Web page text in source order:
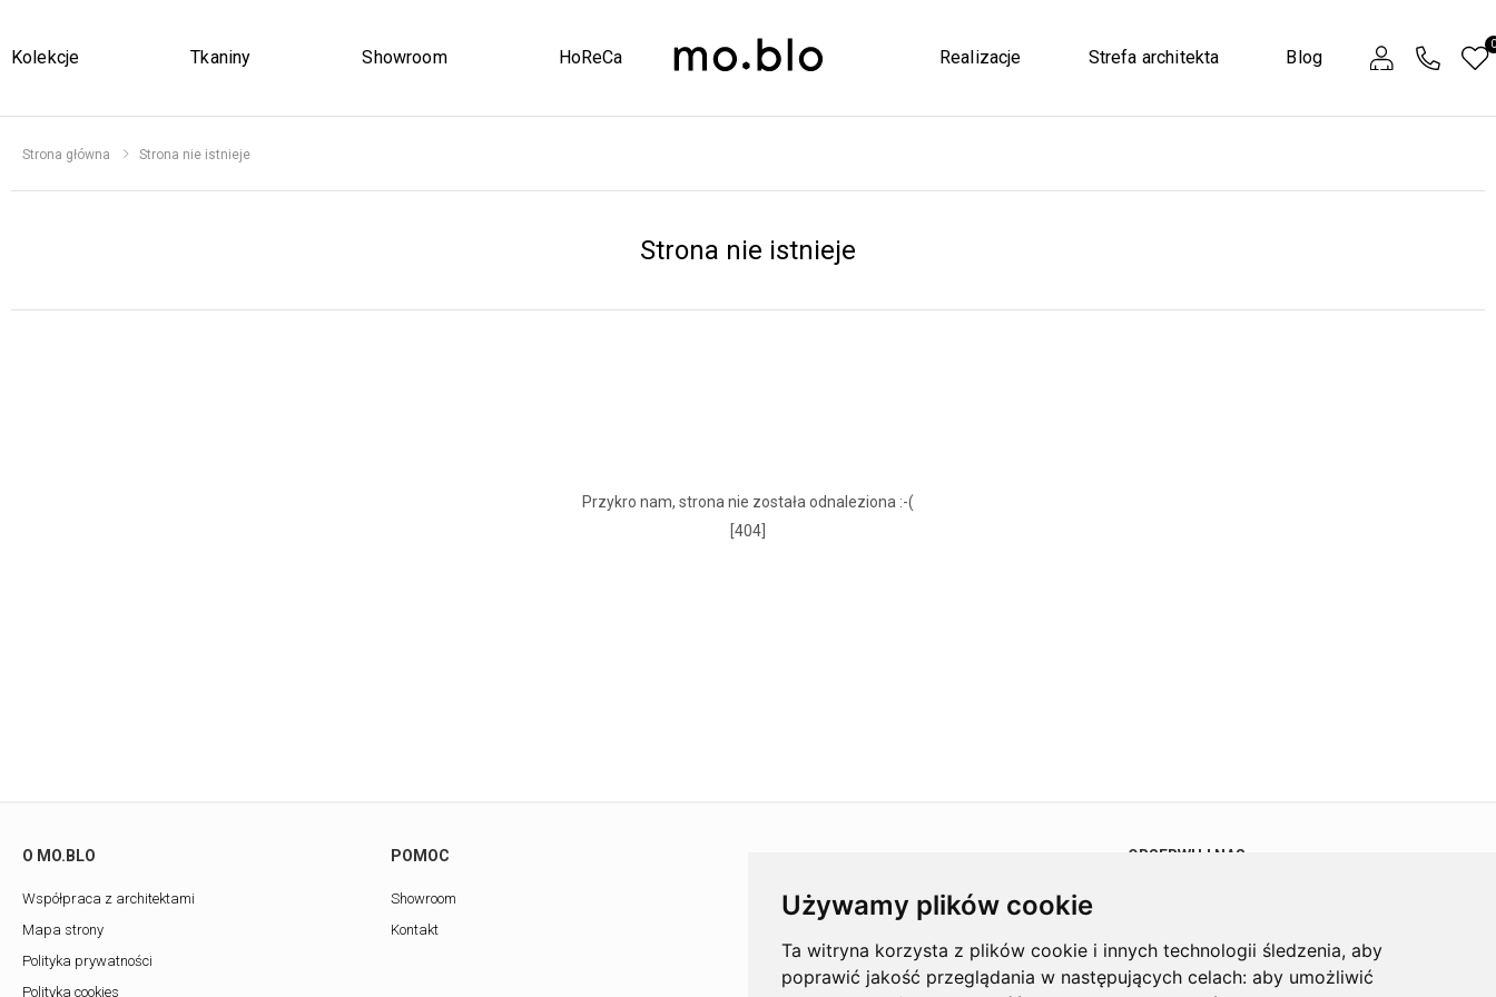
Używamy plików cookie
Ta witryna korzysta z plików cookie i innych technologii śledzenia, aby
poprawić jakość przeglądania w następujących celach: aby umożliwić
Kolekcje Tkaniny Showroom HoReCa Realizacje Strefa architekta Blog
0
Strona główna Strona nie istnieje
Strona nie istnieje
Przykro nam, strona nie została odnaleziona :-(
[404]
O MO.BLO
Współpraca z architektami
Mapa strony
Polityka prywatności
Polityka cookies
POMOC
Showroom
Kontakt
OBSERWUJ NAS